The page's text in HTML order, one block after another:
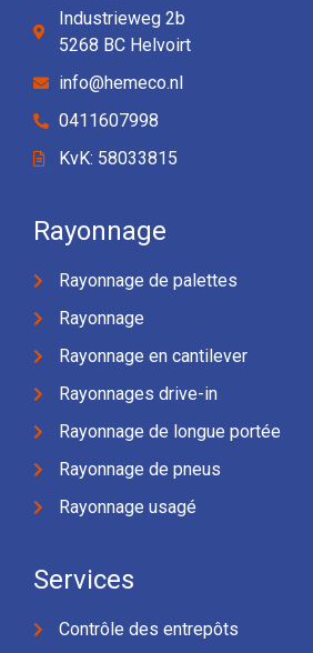
Industrieweg 2b
5268 BC Helvoirt
info@hemeco.nl
0411607998
KvK: 58033815
Rayonnage
Rayonnage de palettes
Rayonnage
Rayonnage en cantilever
Rayonnages drive-in
Rayonnage de longue portée
Rayonnage de pneus
Rayonnage usagé
Services
Contrôle des entrepôts